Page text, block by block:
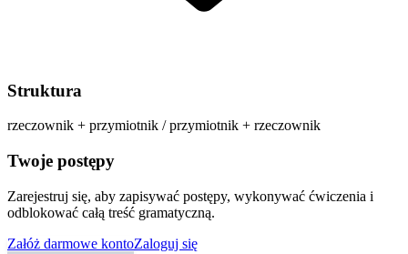
Struktura
rzeczownik + przymiotnik / przymiotnik + rzeczownik
Twoje postępy
Zarejestruj się, aby zapisywać postępy, wykonywać ćwiczenia i
odblokować całą treść gramatyczną.
Załóż darmowe kontoZaloguj się